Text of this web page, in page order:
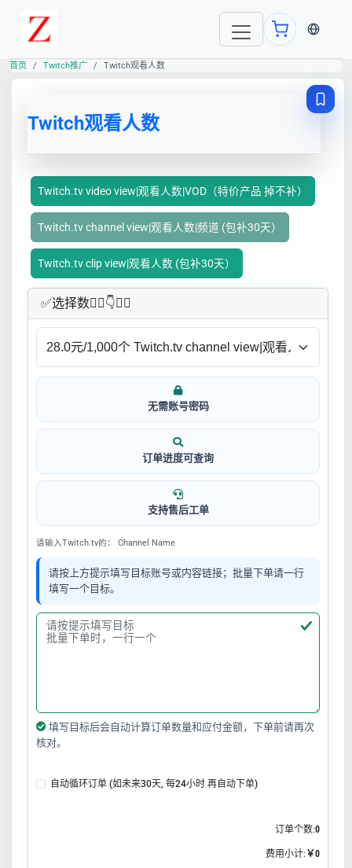
当前语
首页 Twitch推广 Twitch观看人数
Twitch观看人数
Twitch.tv video view|观看人数|VOD（特价产品 掉不补）
Twitch.tv channel view|观看人数|频道 (包补30天）
Twitch.tv clip view|观看人数 (包补30天）
✅​选择数👇🏻​​👇👇🏻​​
无需账号密码
订单进度可查询
支持售后工单
请输入Twitch.tv的： Channel Name
请按上方提示填写目标账号或内容链接；批量下单请一行
填写一个目标。
填写目标后会自动计算订单数量和应付金额，下单前请再次
核对。
自动循环订单 (如未来30天, 每24小时 再自动下单)
订单个数:0
费用小计: ￥0